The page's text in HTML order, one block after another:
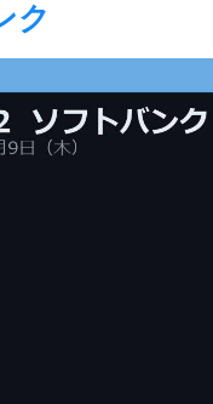
ク